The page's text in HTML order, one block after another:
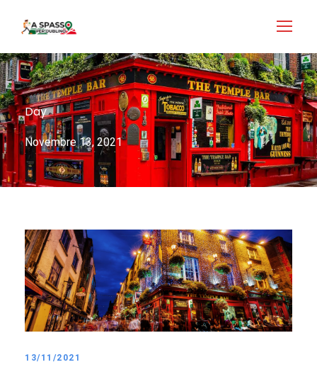
Day
Novembre 13, 2021
13/11/2021